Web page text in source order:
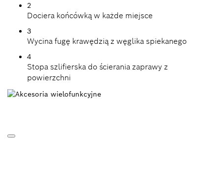
2
Dociera końcówką w każde miejsce
3
Wycina fugę krawędzią z węglika spiekanego
4
Stopa szlifierska do ścierania zaprawy z
powierzchni